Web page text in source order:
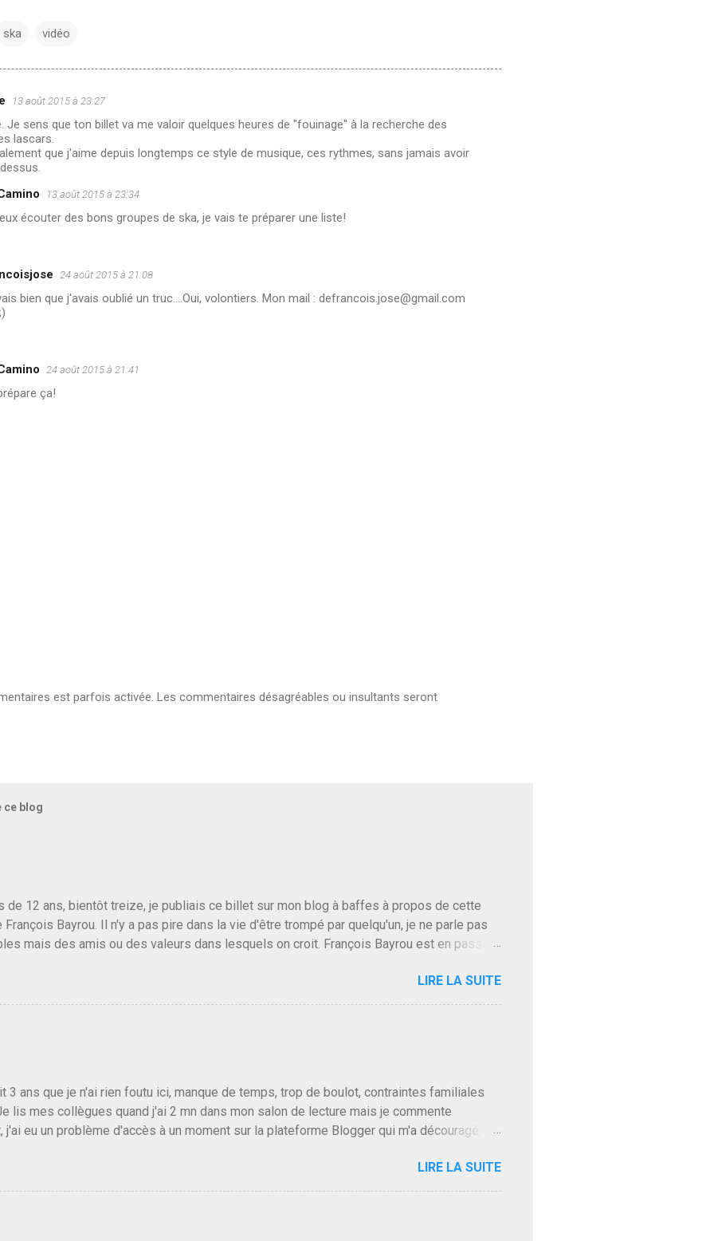
ska vidéo
13 août 2015 à 23:27
Je sens que ton billet va me valoir quelques heures de "fouinage" à la recherche des
lascars.
que j'aime depuis longtemps ce style de musique, ces rythmes, sans jamais avoir
13 août 2015 à 23:34
écouter des bons groupes de ska, je vais te préparer une liste!
24 août 2015 à 21:08
bien que j'avais oublié un truc....Oui, volontiers. Mon mail : defrancois.jose@gmail.com
24 août 2015 à 21:41
ça!
est parfois activée. Les commentaires désagréables ou insultants seront
ce blog
de 12 ans, bientôt treize, je publiais ce billet sur mon blog à baffes à propos de cette
François Bayrou. Il n'y a pas pire dans la vie d'être trompé par quelqu'un, je ne parle pas
mais des amis ou des valeurs dans lesquels on croit. François Bayrou est en passe
de la droite molle plus proche de Sarkozy que de Hollande, sinon il serait candidat
de la gauche molle mais quand on écoutait ses discours critiques presque sincères
ou du Sénat. Ou assister au débarquement des américains en Normandie. Bayrou
LIRE LA SUITE
3 ans que je n'ai rien foutu ici, manque de temps, trop de boulot, contraintes familiales
lis mes collègues quand j'ai 2 mn dans mon salon de lecture mais je commente
j'ai eu un problème d'accès à un moment sur la plateforme Blogger qui m'a découragé,
Vlad Poutine qui a déclaré la guerre à l'Europe via l'Ukraine reçoit des troupes de Kim Mes
Les islamistes de la religion de paix et d'amour déclenchent l'intifada mondiale après
pas plus sont un tantinet excessif . Quelque part je ne peux pas franchement lui en
LIRE LA SUITE